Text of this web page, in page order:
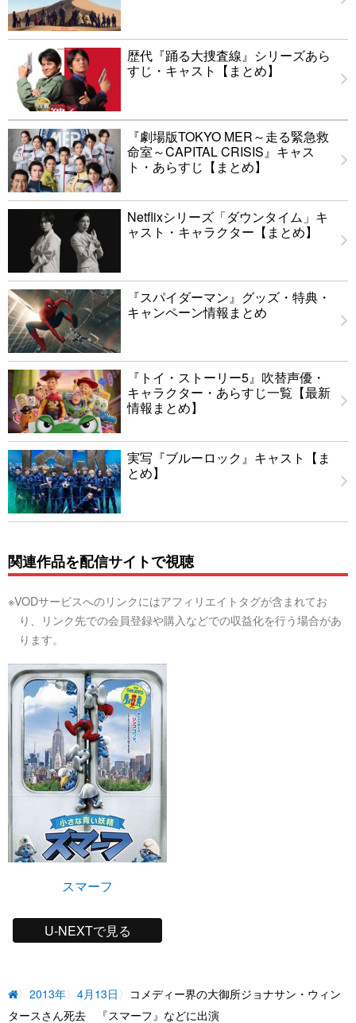
歴代『踊る大捜査線』シリーズあら
すじ・キャスト【まとめ】
『劇場版TOKYO MER～走る緊急救
命室～CAPITAL CRISIS』キャス
ト・あらすじ【まとめ】
Netflixシリーズ「ダウンタイム」キ
ャスト・キャラクター【まとめ】
『スパイダーマン』グッズ・特典・
キャンペーン情報まとめ
『トイ・ストーリー5』吹替声優・
キャラクター・あらすじ一覧【最新
情報まとめ】
実写『ブルーロック』キャスト【ま
とめ】
関連作品を配信サイトで視聴
※VODサービスへのリンクにはアフィリエイトタグが含まれてお
り、リンク先での会員登録や購入などでの収益化を行う場合があ
ります。
スマーフ
U-NEXTで見る
2013年 4月13日
コメディー界の大御所ジョナサン・ウィン
タースさん死去 『スマーフ』などに出演